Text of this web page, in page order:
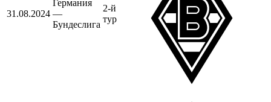
31.08.2024
Германия
—
Бундеслига
2-й
тур